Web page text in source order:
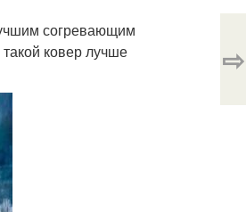
согревающим
ковер лучше
⇨